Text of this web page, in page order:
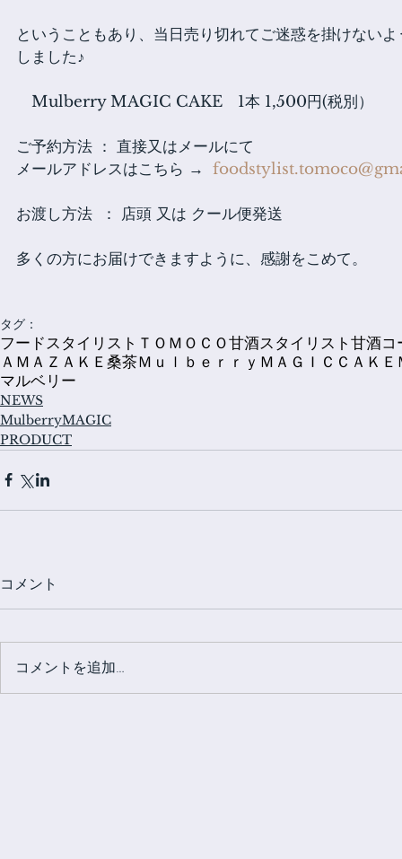
ということもあり、当日売り切れてご迷惑を掛けない
しました♪
Mulberry MAGIC CAKE　1本 1,500円(税別）
ご予約方法 ： 直接又はメールにて
メールアドレスはこちら →
お渡し方法  ： 店頭 又は クール便発送
多くの方にお届けできますように、感謝をこめて。
タグ：
フードスタイリストＴＯＭＯＣＯ甘酒スタイリスト甘酒コ
ＡＭＡＺＡＫＥ桑茶ＭｕｌｂｅｒｒｙＭＡＧＩＣＣＡＫＥ
マルベリー
NEWS
MulberryMAGIC
PRODUCT
コメント
コメントを追加…